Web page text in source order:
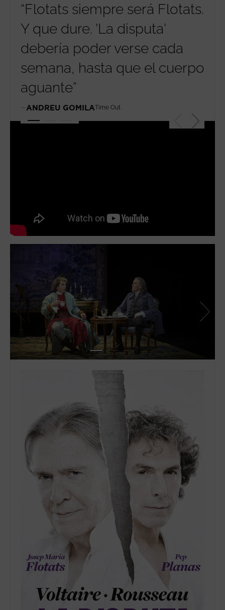
“Flotats siempre será Flotats.
Y que dure. 'La disputa'
debería poder verse cada
semana, hasta que el cuerpo
aguante”
ANDREU GOMILATime Out